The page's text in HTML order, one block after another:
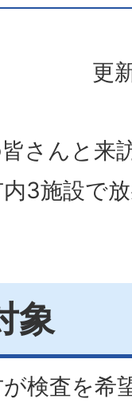
更
さんと来
3施設で
象
検査を希